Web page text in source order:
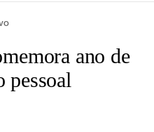
ano de
pessoal